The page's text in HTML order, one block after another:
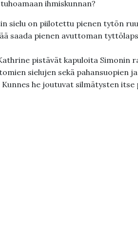
ihmiskunnan?
sielu on piilotettu pienen tytön
saada pienen avuttoman
pistävät kapuloita Simonin
sielujen sekä pahansuopien
he joutuvat silmätysten itse